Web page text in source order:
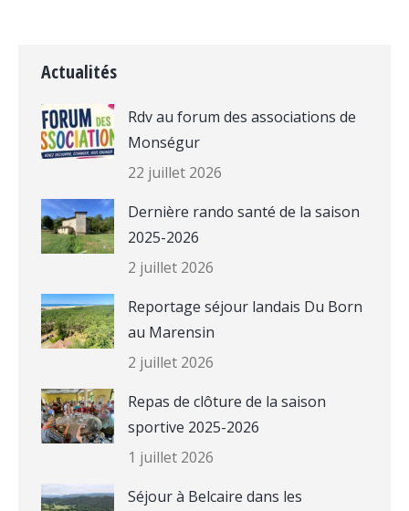
Actualités
Rdv au forum des associations de
Monségur
22 juillet 2026
Dernière rando santé de la saison
2025-2026
2 juillet 2026
Reportage séjour landais Du Born
au Marensin
2 juillet 2026
Repas de clôture de la saison
sportive 2025-2026
1 juillet 2026
Séjour à Belcaire dans les